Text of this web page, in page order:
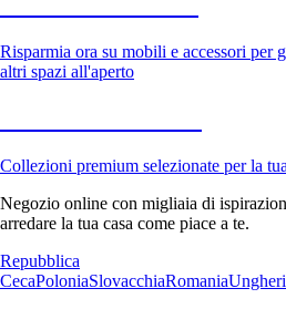
Risparmia ora su mobili e accessori per
altri spazi all'aperto
Collezioni premium selezionate per la
Negozio online con migliaia di
arredare la tua casa come piace a te.
Repubblica
CecaPoloniaSlovacchiaRomania